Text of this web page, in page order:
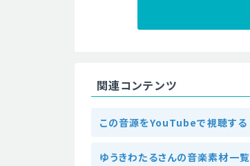
関連コンテンツ
この音源をYouTubeで視聴する
ゆうきわたるさんの音楽素材一覧